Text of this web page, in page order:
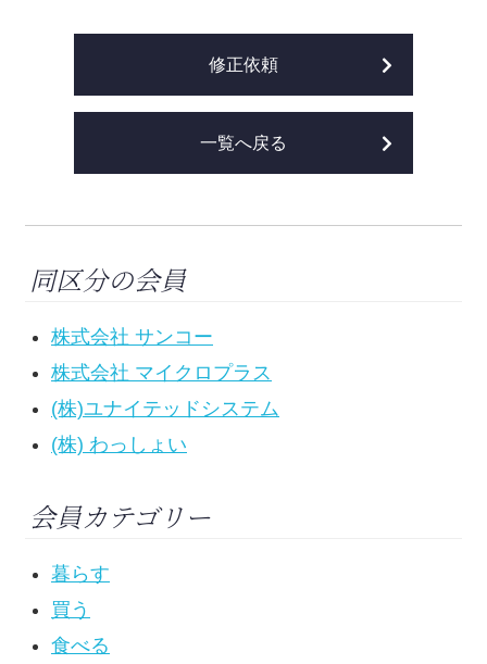
修正依頼
一覧へ戻る
同区分の会員
株式会社 サンコー
株式会社 マイクロプラス
(株)ユナイテッドシステム
(株) わっしょい
会員カテゴリー
暮らす
買う
食べる